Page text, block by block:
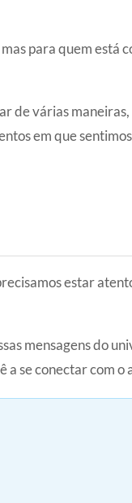
para quem está
de várias
em que
estar
mensagens do
se conectar com o